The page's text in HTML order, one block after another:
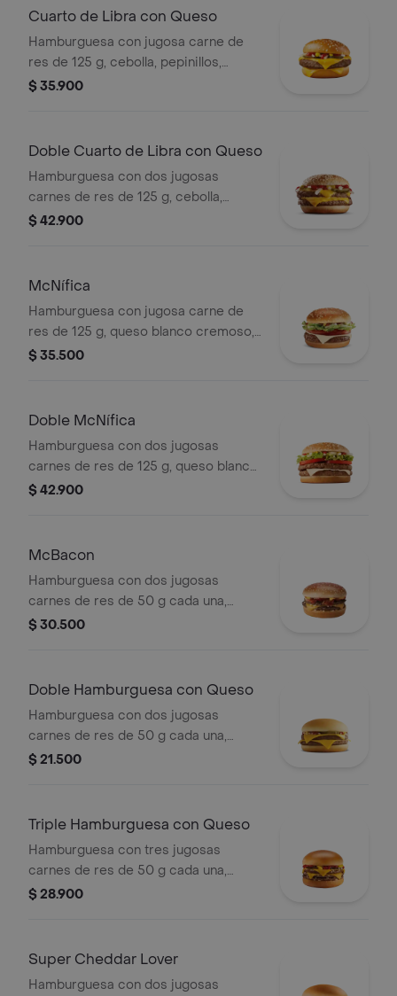
Mac™, en pan dorado con ajonjolí.
Cuarto de Libra con Queso
Hamburguesa con jugosa carne de
res de 125 g, cebolla, pepinillos,
queso cheddar cremoso, salsa de
$ 35.900
Doble Cuarto de Libra con Queso
Hamburguesa con dos jugosas
carnes de res de 125 g, cebolla,
pepinillos, doble queso cheddar
$ 42.900
McNífica
Hamburguesa con jugosa carne de
res de 125 g, queso blanco cremoso,
cebolla, tomate fresco, lechuga, salsa
$ 35.500
Doble McNífica
Hamburguesa con dos jugosas
carnes de res de 125 g, queso blanco
cremoso, cebolla, tomate fresco,
$ 42.900
McBacon
Hamburguesa con dos jugosas
carnes de res de 50 g cada una,
tocineta ahumada, cebolla, queso
$ 30.500
Doble Hamburguesa con Queso
Hamburguesa con dos jugosas
carnes de res de 50 g cada una,
doble queso cheddar cremoso,
$ 21.500
Triple Hamburguesa con Queso
Hamburguesa con tres jugosas
carnes de res de 50 g cada una,
doble queso cheddar cremoso,
$ 28.900
Super Cheddar Lover
Hamburguesa con dos jugosas